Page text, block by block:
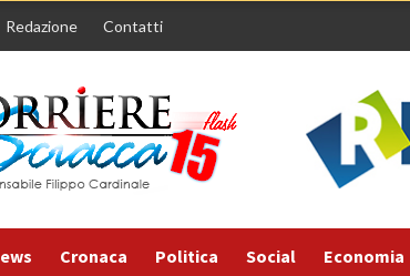
Redazione Contatti
Cronaca Politica Social Economia